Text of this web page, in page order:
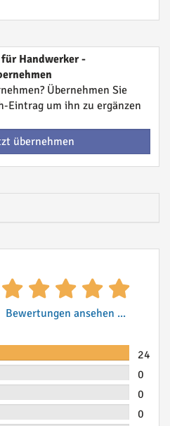
Handwerker -
Übernehmen Sie
Eintrag um ihn zu ergänzen
übernehmen
Bewertungen ansehen ...
24
0
0
0